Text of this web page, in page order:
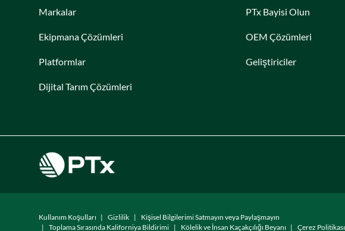
Markalar
Ekipmana Çözümleri
Platformlar
Dijital Tarım Çözümleri
PTx Bayisi Olun
OEM Çözümleri
Geliştiriciler
Kullanım Koşulları Gizlilik
Kişisel Bilgilerimi Satmayın veya Paylaşmayın
Toplama Sırasında Kaliforniya Bildirimi
Kölelik ve İnsan Kaçakçılığı Beyanı Çerez Politikası